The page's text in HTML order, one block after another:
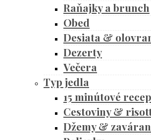
Raňajky a brunch
Obed
Desiata &
Dezerty
Večera
Typ jedla
15 minútové
Cestoviny &
Džemy &